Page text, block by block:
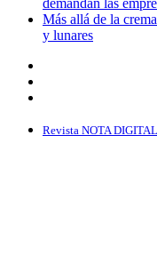
demandan las
Más allá de la
y lunares
Revista NOTA DIGITAL